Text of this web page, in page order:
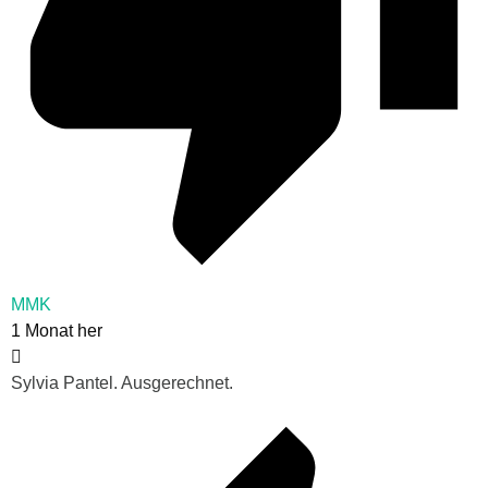
MMK
1 Monat her
Sylvia Pantel. Ausgerechnet.